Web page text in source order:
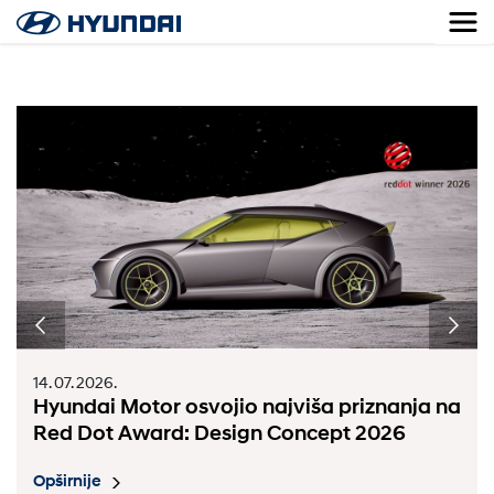
14. 07. 2026.
Hyundai Motor osvojio najviša priznanja na
Red Dot Award: Design Concept 2026
Opširnije